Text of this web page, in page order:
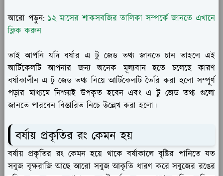
আরো পড়ুন:১২ মাসের শাকসবজির তালিকা সম্পর্কে জানতে এখানে
ক্লিক করুন
তাই আপনি যদি বর্ষার এ টু জেড তথ্য জানতে চান তাহলে এই
আর্টিকেলটি আপনার জন্য অনেক মূল্যবান হতে চলেছে কারণ
বর্ষাকালীন এ টু জেড তথ্য নিয়ে আর্টিকেলটি তৈরি করা হলো সম্পূর্ণ
পড়ার মাধ্যমে নিশ্চয়ই উপকৃত হবেন এবং এ টু জেড তথ্য গুলো
জানতে পারবেন বিস্তারিত নিচে উল্লেখ করা হলো।
বর্ষায় প্রকৃতির রং কেমন হয়
বর্ষায় প্রকৃতির রং কেমন হয়ে থাকে বর্ষাকালে বৃষ্টির পানিতে যত
সবুজ বৃক্ষরাজি আছে আরো সবুজ আকৃতি ধারণ করে সবুজের রঙের